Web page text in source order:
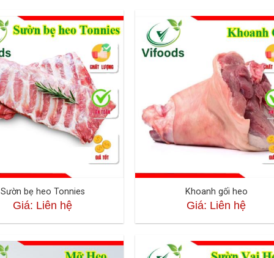
Sườn bẹ heo Tonnies
Giá: Liên hệ
Khoanh gối heo
Giá: Liên hệ